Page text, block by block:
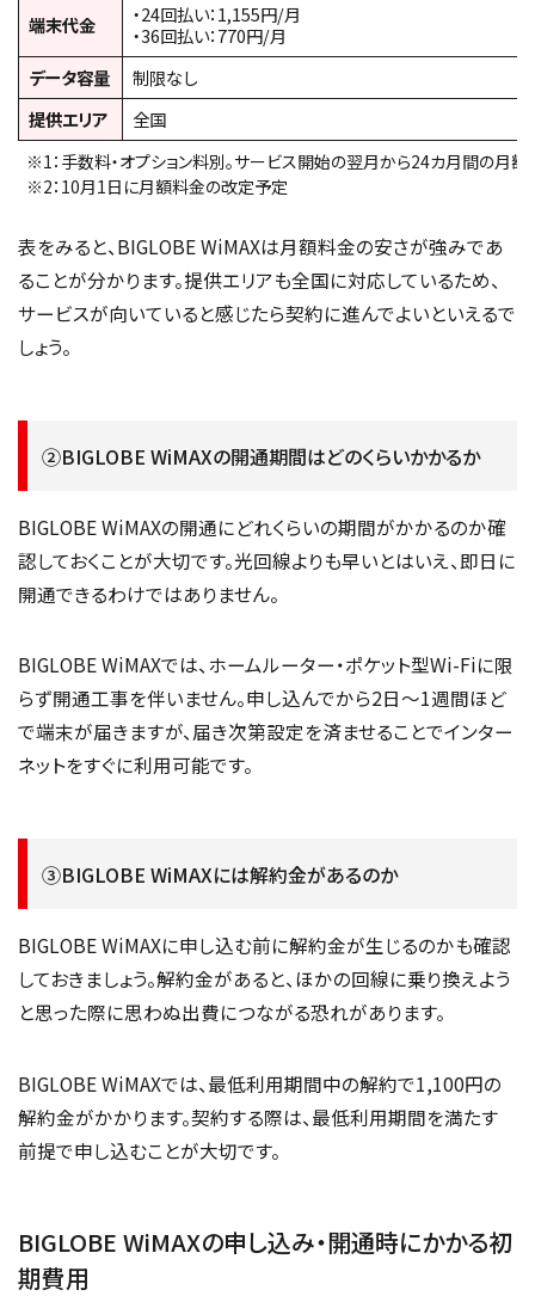
端末代金
・24回払い：1,155円/月
・36回払い：770円/月
データ容量
制限なし
提供エリア
全国
※1：手数料・オプション料別。サービス開始の翌月から24カ月間の月
※2：10月1日に月額料金の改定予定
表をみると、BIGLOBE WiMAXは月額料金の安さが強みであ
ることが分かります。提供エリアも全国に対応しているため、
サービスが向いていると感じたら契約に進んでよいといえるで
しょう。
②BIGLOBE WiMAXの開通期間はどのくらいかかるか
BIGLOBE WiMAXの開通にどれくらいの期間がかかるのか確
認しておくことが大切です。光回線よりも早いとはいえ、即日に
開通できるわけではありません。
BIGLOBE WiMAXでは、ホームルーター・ポケット型Wi-Fiに限
らず開通工事を伴いません。申し込んでから2日〜1週間ほど
で端末が届きますが、届き次第設定を済ませることでインター
ネットをすぐに利用可能です。
③BIGLOBE WiMAXには解約金があるのか
BIGLOBE WiMAXに申し込む前に解約金が生じるのかも確認
しておきましょう。解約金があると、ほかの回線に乗り換えよう
と思った際に思わぬ出費につながる恐れがあります。
BIGLOBE WiMAXでは、最低利用期間中の解約で1,100円の
解約金がかかります。契約する際は、最低利用期間を満たす
前提で申し込むことが大切です。
BIGLOBE WiMAXの申し込み・開通時にかかる初
期費用